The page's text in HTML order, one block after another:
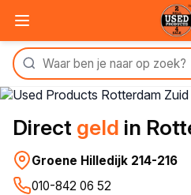
Direct geld in
Groene Hilledijk 214-216
010-842 06 52